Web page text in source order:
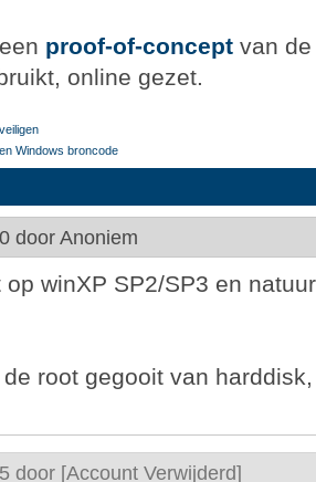
proof-of-conceptvan de
online gezet.
Windows broncode
door Anoniem
op winXP SP2/SP3 en
root gegooit van
door [Account Verwijderd]